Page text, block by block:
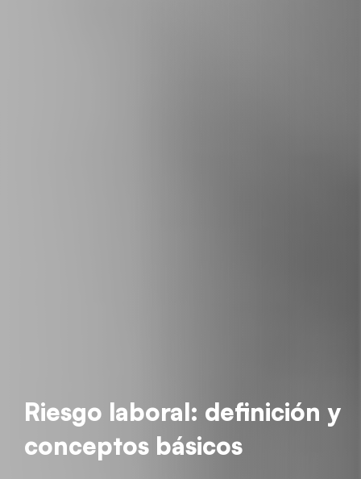
Riesgo laboral: definición y
conceptos básicos